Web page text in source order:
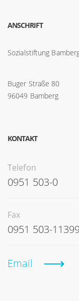
ANSCHRIFT
Sozialstiftung
Buger Straße 80
96049 Bamberg
KONTAKT
Telefon
0951 503-0
Fax
0951 503-11399
Email